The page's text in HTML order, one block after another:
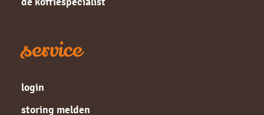
service
login
storing melden